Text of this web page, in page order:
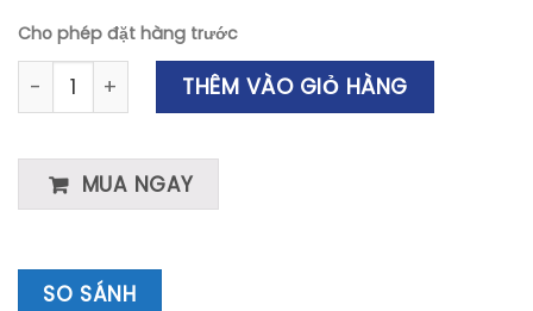
Cho phép đặt hàng trước
Máy Pha Cà Phê SMEG ECF01BLEU số lượng
THÊM VÀO GIỎ HÀNG
MUA NGAY
SO SÁNH